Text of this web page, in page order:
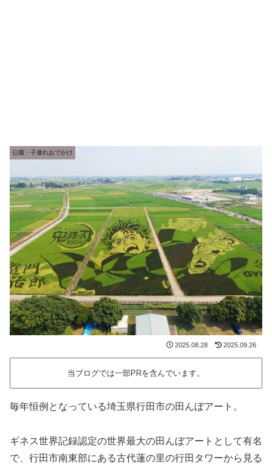
公園・子連れおでかけ
2025.08.28 2025.09.26
当ブログでは一部PRを含んでいます。
毎年恒例となっている埼玉県行田市の田んぼアート。
ギネス世界記録認定の世界最大の田んぼアートとして有名
で、行田市南東部にある古代蓮の里の行田タワーから見る